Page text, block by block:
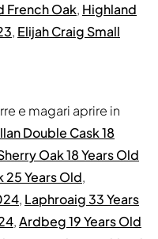
French Oak, Highland
, Elijah Craig Small
e magari aprire in
Double Cask 18
Oak 18 Years Old
25 Years Old,
, Laphroaig 33 Years
,Ardbeg 19 Years Old